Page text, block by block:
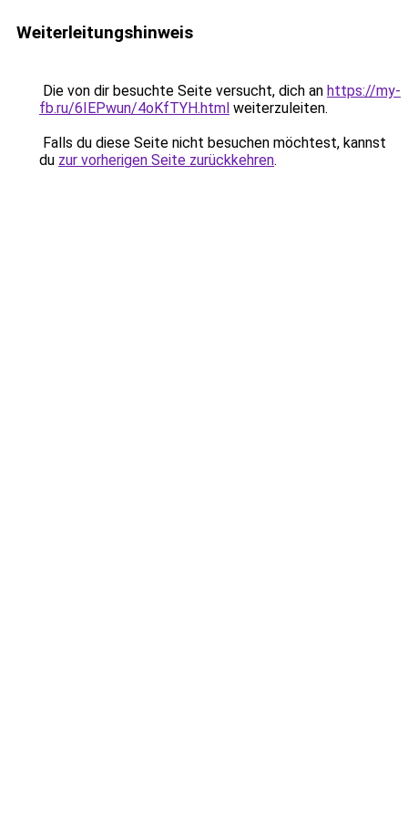
Weiterleitungshinweis
Die von dir besuchte Seite versucht, dich an https://my-
fb.ru/6IEPwun/4oKfTYH.html weiterzuleiten.
Falls du diese Seite nicht besuchen möchtest, kannst
du zur vorherigen Seite zurückkehren.